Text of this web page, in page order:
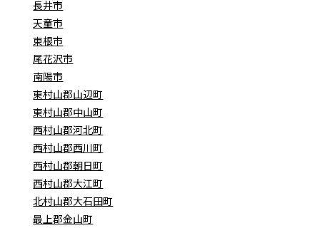
長井市
天童市
東根市
尾花沢市
南陽市
東村山郡山辺町
東村山郡中山町
西村山郡河北町
西村山郡西川町
西村山郡朝日町
西村山郡大江町
北村山郡大石田町
最上郡金山町